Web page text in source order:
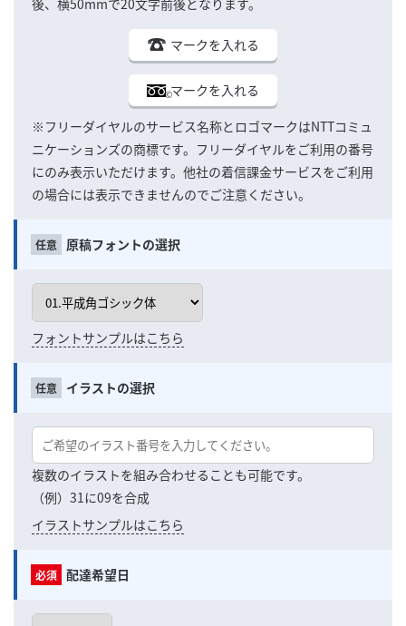
マークを入れる
マークを入れる
※フリーダイヤルのサービス名称とロゴマークはNTTコミュ
ニケーションズの商標です。フリーダイヤルをご利用の番号
にのみ表示いただけます。他社の着信課金サービスをご利用
の場合には表示できませんのでご注意ください。
原稿フォントの選択
フォントサンプルはこちら
イラストの選択
複数のイラストを組み合わせることも可能です。
（例）31に09を合成
イラストサンプルはこちら
配達希望日